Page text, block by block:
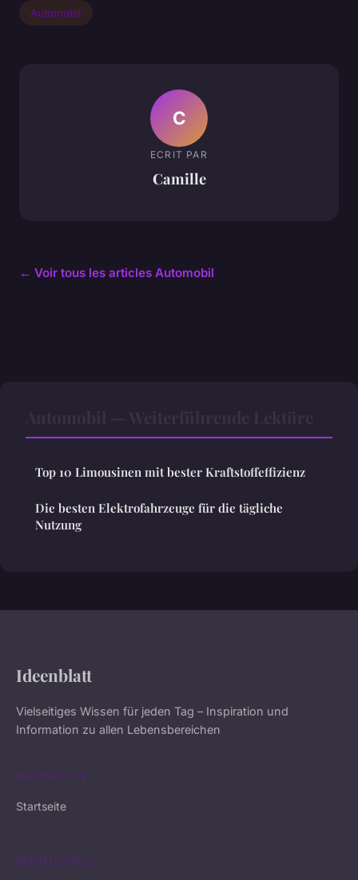
Automobil
C
ECRIT PAR
Camille
← Voir tous les articles Automobil
Top 10 Limousinen mit bester Kraftstoffeffizienz
Die besten Elektrofahrzeuge für die tägliche
Nutzung
Ideenblatt
Vielseitiges Wissen für jeden Tag – Inspiration und
Information zu allen Lebensbereichen
NAVIGATION
Startseite
RECHTLICHES